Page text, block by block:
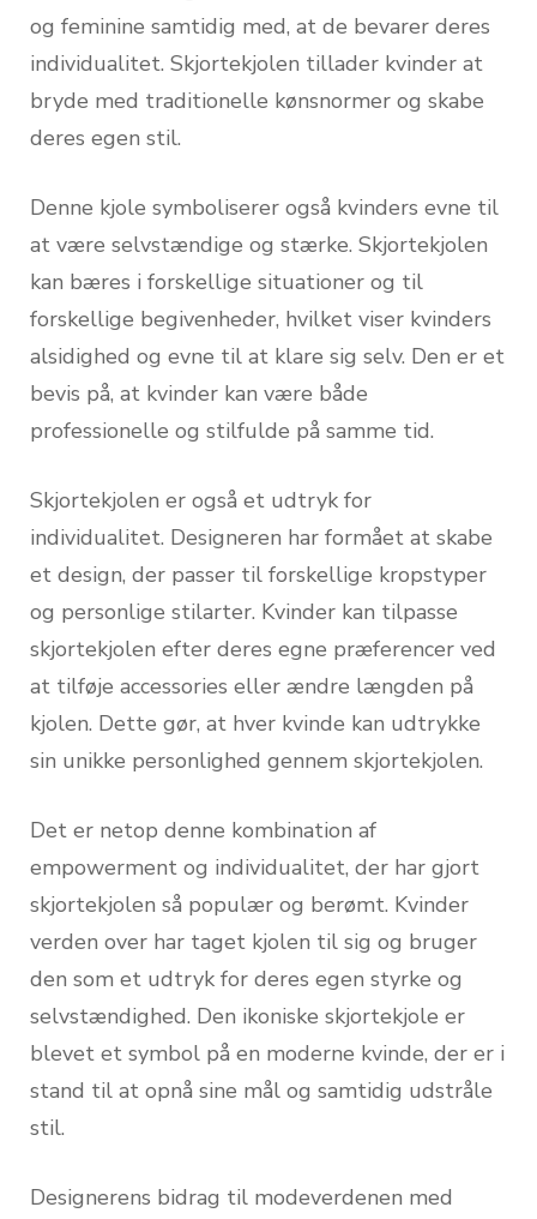
og feminine samtidig med, at de bevarer deres
individualitet. Skjortekjolen tillader kvinder at
bryde med traditionelle kønsnormer og skabe
deres egen stil.
Denne kjole symboliserer også kvinders evne til
at være selvstændige og stærke. Skjortekjolen
kan bæres i forskellige situationer og til
forskellige begivenheder, hvilket viser kvinders
alsidighed og evne til at klare sig selv. Den er et
bevis på, at kvinder kan være både
professionelle og stilfulde på samme tid.
Skjortekjolen er også et udtryk for
individualitet. Designeren har formået at skabe
et design, der passer til forskellige kropstyper
og personlige stilarter. Kvinder kan tilpasse
skjortekjolen efter deres egne præferencer ved
at tilføje accessories eller ændre længden på
kjolen. Dette gør, at hver kvinde kan udtrykke
sin unikke personlighed gennem skjortekjolen.
Det er netop denne kombination af
empowerment og individualitet, der har gjort
skjortekjolen så populær og berømt. Kvinder
verden over har taget kjolen til sig og bruger
den som et udtryk for deres egen styrke og
selvstændighed. Den ikoniske skjortekjole er
blevet et symbol på en moderne kvinde, der er i
stand til at opnå sine mål og samtidig udstråle
stil.
Designerens bidrag til modeverdenen med